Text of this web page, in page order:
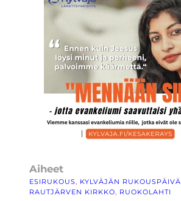
Aiheet
ESIRUKOUS KYLVÄJÄN RUKOUSPÄIVÄ
RAUTJÄRVEN KIRKKO
RUOKOLAHTI